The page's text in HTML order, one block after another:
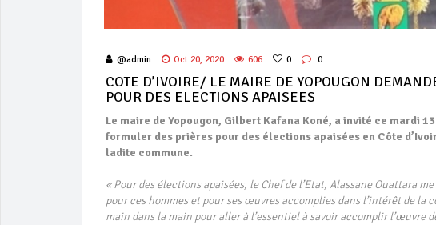
@admin Oct 20, 2020 606 0 0
COTE D’IVOIRE/ LE MAIRE DE YOPOUGON
POUR DES ELECTIONS APAISEES
Le maire de Yopougon, Gilbert Kafana Koné, a invité ce mardi
formuler des prières pour des élections apaisées en Côte
ladite commune.
« Pour des élections apaisées, le Chef de l’Etat, Alassane Ouattara
pour ces hommes et pour ses œuvres accomplies dans l’intérêt de
main dans la main pour aller à l’essentiel à savoir accomplir l’œuvre